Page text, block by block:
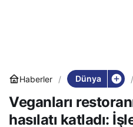
Haberler Dünya
Veganları
hasılatı katladı: